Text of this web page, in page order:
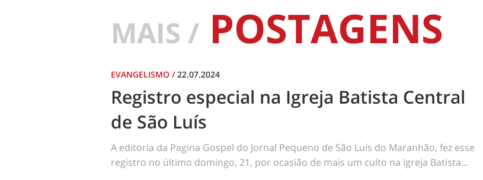
MAIS / POSTAGENS
EVANGELISMO /22.07.2024
Registro especial na Igreja Batista Central
de São Luís
A editoria da Pagina Gospel do Jornal Pequeno de São Luís do Maranhão, fez esse
registro no último domingo, 21, por ocasião de mais um culto na Igreja Batista...